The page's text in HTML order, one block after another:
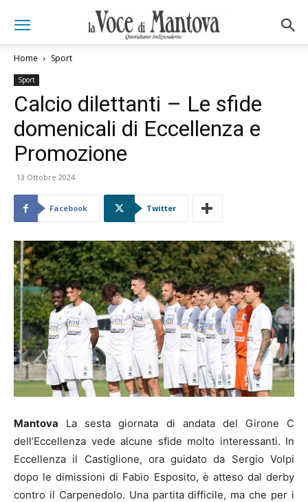
Home Sport
Sport
Calcio dilettanti – Le sfide
domenicali di Eccellenza e
Promozione
13 Ottobre 2024
Facebook Twitter
Mantova La sesta giornata di andata del Girone C
dell’Eccellenza vede alcune sfide molto interessanti. In
Eccellenza il Castiglione, ora guidato da Sergio Volpi
dopo le dimissioni di Fabio Esposito, è atteso dal derby
contro il Carpenedolo. Una partita difficile, ma che per i